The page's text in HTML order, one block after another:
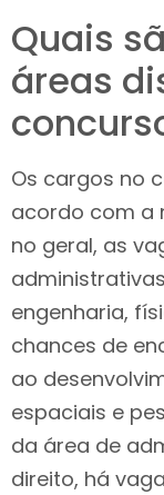
Quais
áreas
Os cargos no
acordo com a
no geral, as
engenharia,
chances de
ao
espaciais e
da área de
direito, há